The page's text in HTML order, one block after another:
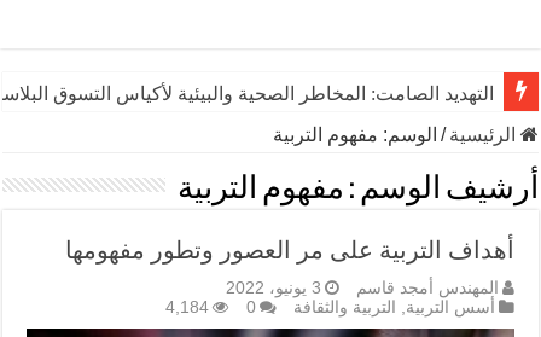
التهديد الصامت: المخاطر الصحية والبيئية لأكياس التسوق
الرئيسية/ الوسم: مفهوم التربية
أرشيف الوسم : مفهوم التربية
أهداف التربية على مر العصور وتطور مفهومها
المهندس أمجد قاسم
3 يونيو، 2022
أسس التربية, التربية والثقافة 0
4,184